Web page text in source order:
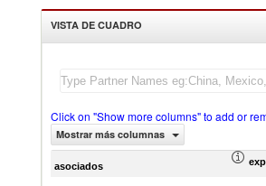
VISTA DE CUADRO
Click on "Show more columns" to add or
Mostrar más columnas
asociados